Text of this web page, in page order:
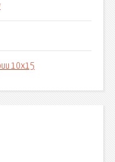
10х15